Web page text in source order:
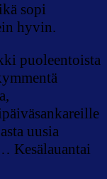
sopi
hyvin.
puoleentoista
uusia
Kesälauantai